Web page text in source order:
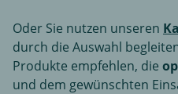
Oder Sie nutzen unseren
durch die Auswahl
Produkte empfehlen, die
und dem gewünschten